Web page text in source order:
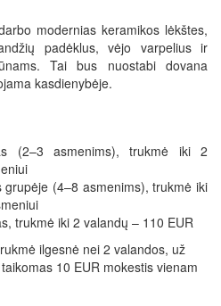
modernias keramikos lėkštes,
padėklus, vėjo varpelius ir
Tai bus nuostabi dovana
kasdienybėje.
(2–3 asmenims), trukmė iki 2
grupėje (4–8 asmenims), trukmė iki
trukmė iki 2 valandų – 110 EUR
ilgesnė nei 2 valandos, už
10 EUR mokestis vienam